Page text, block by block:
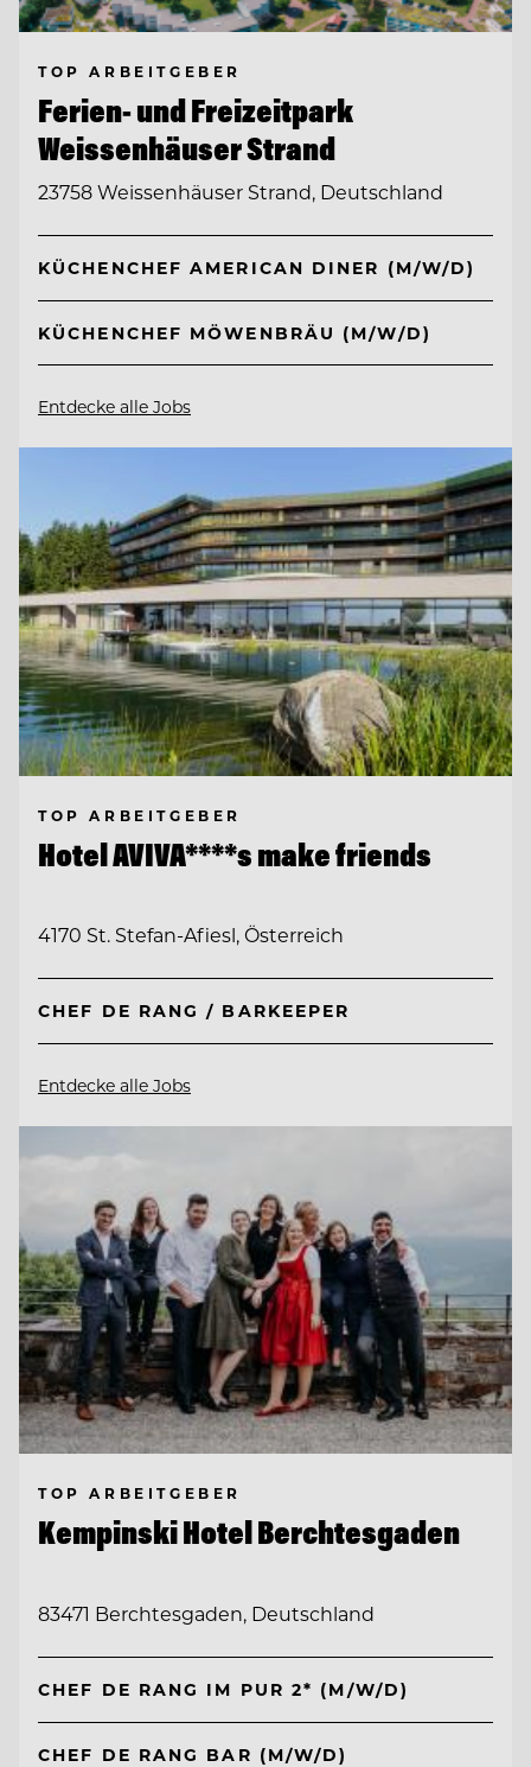
TOP ARBEITGEBER
Ferien- und Freizeitpark
Weissenhäuser Strand
23758 Weissenhäuser Strand, Deutschland
KÜCHENCHEF AMERICAN DINER (M/W/D)
KÜCHENCHEF MÖWENBRÄU (M/W/D)
Entdecke alle Jobs
TOP ARBEITGEBER
Hotel AVIVA****s make friends
4170 St. Stefan-Afiesl, Österreich
CHEF DE RANG / BARKEEPER
Entdecke alle Jobs
TOP ARBEITGEBER
Kempinski Hotel Berchtesgaden
83471 Berchtesgaden, Deutschland
CHEF DE RANG IM PUR 2* (M/W/D)
CHEF DE RANG BAR (M/W/D)